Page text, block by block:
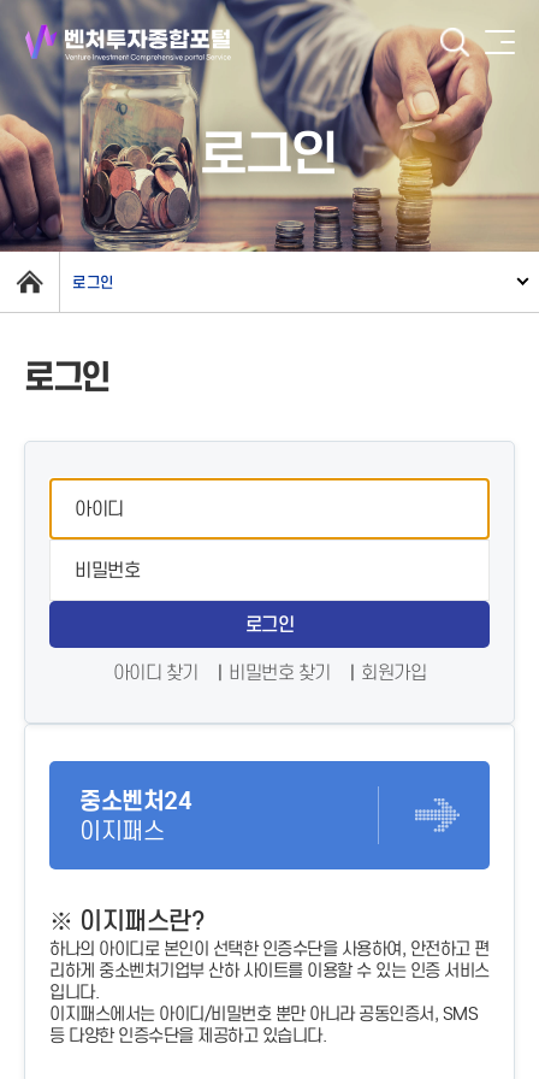
로그인
로그인
로그인
로그인
아이디 찾기 비밀번호 찾기 회원가입
중소벤처24
이지패스
※ 이지패스란?
하나의 아이디로 본인이 선택한 인증수단을 사용하여, 안전하고 편
리하게 중소벤처기업부 산하 사이트를 이용할 수 있는 인증 서비스
입니다.
이지패스에서는 아이디/비밀번호 뿐만 아니라 공동인증서, SMS
등 다양한 인증수단을 제공하고 있습니다.